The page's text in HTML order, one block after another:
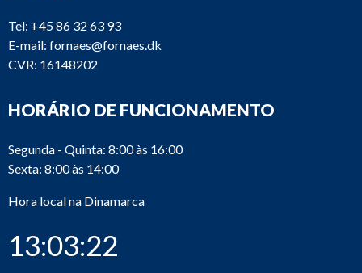
Tel: +45 86 32 63 93
E-mail: fornaes@fornaes.dk
CVR: 16148202
HORÁRIO DE FUNCIONAMENTO
Segunda - Quinta: 8:00 às 16:00
Sexta: 8:00 às 14:00
Hora local na Dinamarca
13:03:22